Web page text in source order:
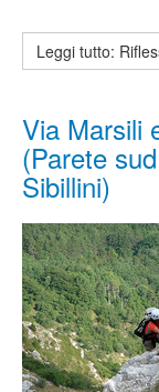
Leggi tutto:
Via Marsili
(Parete
Sibillini)